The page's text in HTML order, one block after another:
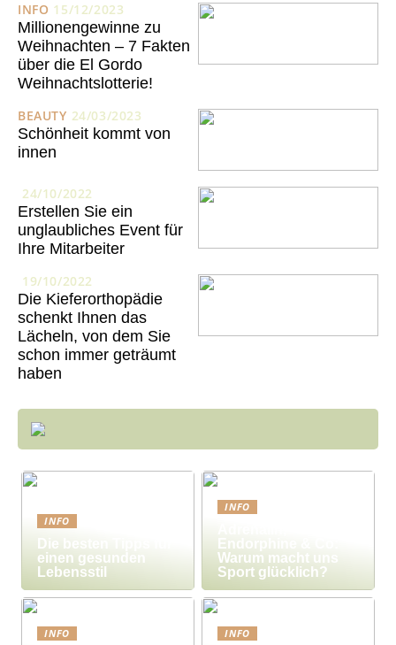
INFO 15/12/2023
Millionengewinne zu
Weihnachten – 7 Fakten
über die El Gordo
Weihnachtslotterie!
BEAUTY 24/03/2023
Schönheit kommt von
innen
24/10/2022
Erstellen Sie ein
unglaubliches Event für
Ihre Mitarbeiter
19/10/2022
Die Kieferorthopädie
schenkt Ihnen das
Lächeln, von dem Sie
schon immer geträumt
haben
INFO
Die besten Tipps für
einen gesunden
Lebensstil
INFO
Endorphine & Co:
Warum macht uns
Sport glücklich?
INFO INFO